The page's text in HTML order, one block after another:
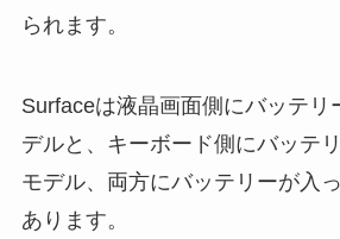
られます。
Surfaceは液晶画面側にバッテリ
デルと、キーボード側にバッテ
モデル、両方にバッテリーが入
あります。